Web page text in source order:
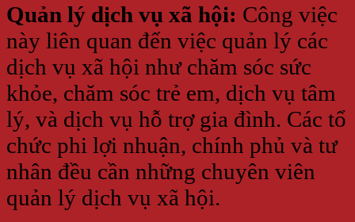
Quản lý dịch vụ xã hội: Công việc
này liên quan đến việc quản lý các
dịch vụ xã hội như chăm sóc sức
khỏe, chăm sóc trẻ em, dịch vụ tâm
lý, và dịch vụ hỗ trợ gia đình. Các tổ
chức phi lợi nhuận, chính phủ và tư
nhân đều cần những chuyên viên
quản lý dịch vụ xã hội.